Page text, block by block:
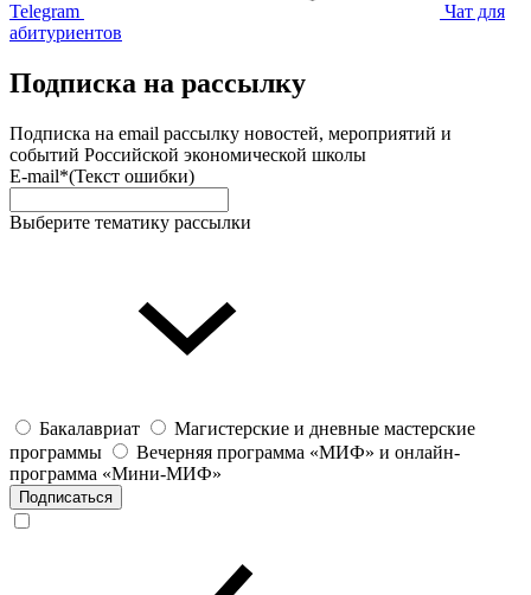
Telegram
Чат для
абитуриентов
Подписка на рассылку
Подписка на email рассылку новостей, мероприятий и
событий Российской экономической школы
E-mail*(Текст ошибки)
Выберите тематику рассылки
Бакалавриат
Магистерские и дневные мастерские
программы
Вечерняя программа «МИФ» и онлайн-
программа «Мини-МИФ»
Подписаться